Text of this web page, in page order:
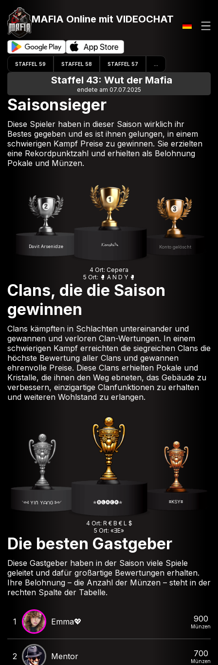
MAFIA Online mit VIDEOCHAT
STAFFEL 59 STAFFEL 58 STAFFEL 57
Staffel 43: Wut der Mafia
endete am 07.07.2025
Saisonsieger
Diese Spieler haben in dieser Saison wirklich ihr
Bestes gegeben und es ist ihnen gelungen, in einem
schwierigen Kampf Preise zu gewinnen. Sie erzielten
eine Rekordpunktzahl und erhielten als Belohnung
Pokale und Münzen.
𝓚𝓮𝓷𝓼𝓱𝓲🔪
Davit Arsenidze Konto gelöscht
4 Ort: Серега
5 Ort: 🥊 A N D Y 🥊
Clans, die die Saison
gewinnen
Clans kämpften in Schlachten untereinander und
gewannen und verloren Clan-Wertungen. In einem
schwierigen Kampf erreichten die siegreichen Clans die
höchste Bewertung aller Clans und gewannen
ehrenvolle Preise. Diese Clans erhielten Pokale und
Kristalle, die ihnen den Weg ebneten, das Gebäude zu
verbessern, einzigartige Clanfunktionen zu erhalten
und weiteren Wohlstand zu erlangen.
✯🅑🅛🅐🅒🅚✯
༺ YIᑎ YᗩᑎG ༻ ≡KSY≡
4 Ort: R € B € L $
5 Ort: «ƎE»
Die besten Gastgeber
Diese Gastgeber haben in der Saison viele Spiele
geleitet und dafür großartige Bewertungen erhalten.
Ihre Belohnung – die Anzahl der Münzen – steht in der
rechten Spalte der Tabelle.
1 Emma💖 900
Münzen
2 Mentor 700
Münzen